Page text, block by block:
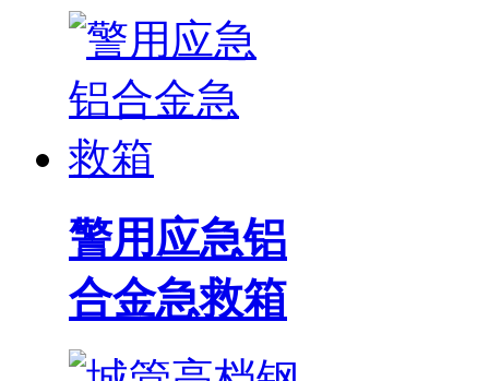
警用应急铝
合金急救箱